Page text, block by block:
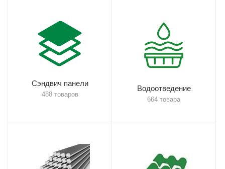
Сэндвич панели
488 товаров
Водоотведение
664 товара